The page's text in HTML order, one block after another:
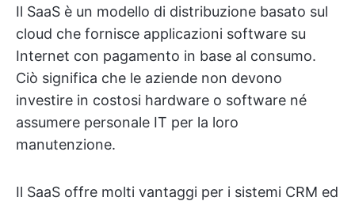
Il SaaS è un modello di distribuzione basato sul
cloud che fornisce applicazioni software su
Internet con pagamento in base al consumo.
Ciò significa che le aziende non devono
investire in costosi hardware o software né
assumere personale IT per la loro
manutenzione.
Il SaaS offre molti vantaggi per i sistemi CRM ed